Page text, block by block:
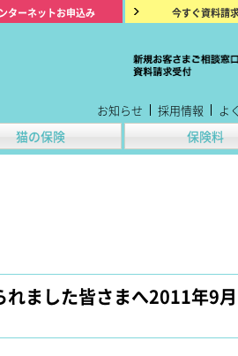
ターネットお申込み 今すぐ資料請
猫の保険 保険料
お知らせ 採用情報 よ
ました皆さまへ2011年9月